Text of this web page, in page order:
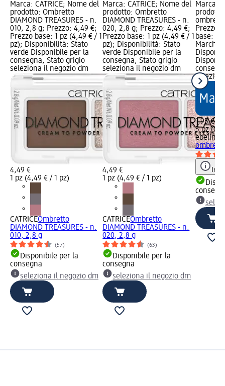
Marca: CATRICE; Nome del
prodotto: Ombretto
DIAMOND TREASURES - n.
010, 2,8 g; Prezzo: 4,49 €;
Prezzo base: 1 pz (4,49 € / 1
pz); Disponibilità: Stato
verde Disponibile per la
consegna, Stato grigio
seleziona il negozio dm
4,49 €
1 pz (4,49 € / 1 pz)
CATRICEOmbretto
DIAMOND TREASURES - n.
010, 2,8 g
(57)
Disponibile per la
consegna
seleziona il negozio dm
Marca: CATRICE; Nome del
prodotto: Ombretto
DIAMOND TREASURES - n.
020, 2,8 g; Prezzo: 4,49 €;
Prezzo base: 1 pz (4,49 € / 1
pz); Disponibilità: Stato
verde Disponibile per la
consegna, Stato grigio
seleziona il negozio dm
4,49 €
1 pz (4,49 € / 1 pz)
CATRICEOmbretto
DIAMOND TREASURES - n.
020, 2,8 g
(63)
Disponibile per la
consegna
seleziona il negozio dm
Marca:
Prezzo:
base: 5
Marchio
1,95 €
5 pz
ebelin